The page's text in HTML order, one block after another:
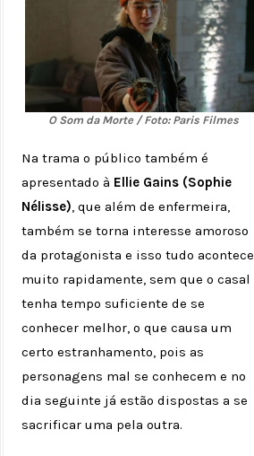
O Som da Morte / Foto: Paris Filmes
Na trama o público também é
apresentado à Ellie Gains (Sophie
Nélisse), que além de enfermeira,
também se torna interesse amoroso
da protagonista e isso tudo acontece
muito rapidamente, sem que o casal
tenha tempo suficiente de se
conhecer melhor, o que causa um
certo estranhamento, pois as
personagens mal se conhecem e no
dia seguinte já estão dispostas a se
sacrificar uma pela outra.